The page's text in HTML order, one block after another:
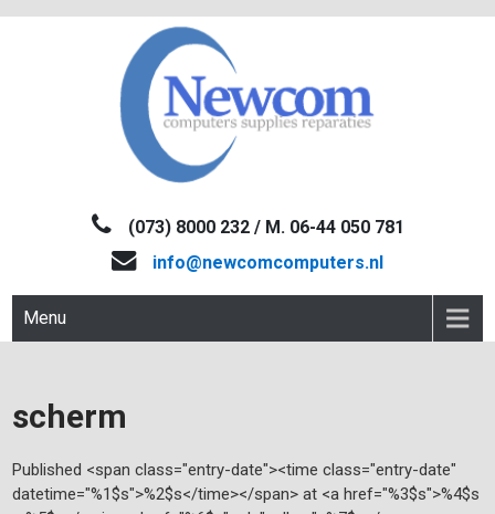
NEWCOM(073) 8000 232 / M. 06-44 050 781
info@newcomcomputers.nl
Menu
scherm
Published <span class="entry-date"><time class="entry-date"
datetime="%1$s">%2$s</time></span> at <a href="%3$s">%4$s